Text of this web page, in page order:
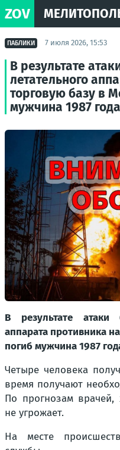
ZOV
ПАБЛИКИ 7 июля 2026, 15:53
В результате
летательного
торговую базу в
мужчина 1987
В результате атаки
аппарата противника
погиб мужчина 1987
Четыре человека
время получают
По прогнозам врачей,
не угрожает.
На месте